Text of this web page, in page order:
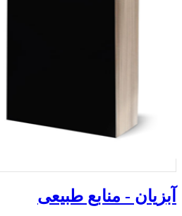
آبزیان - منابع طبیعی